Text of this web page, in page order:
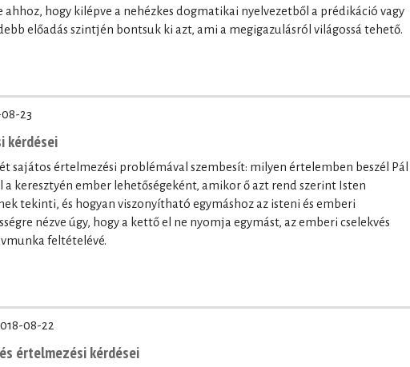
hogy kilépve a nehézkes dogmatikai nyelvezetből a prédikáció vagy
előadás szintjén bontsuk ki azt, ami a megigazulásról világossá tehető.
23
kérdései
sajátos értelmezési problémával szembesít: milyen értelemben beszél Pál
a keresztyén ember lehetőségeként, amikor ő azt rend szerint Isten
tekinti, és hogyan viszonyítható egymáshoz az isteni és emberi
nézve úgy, hogy a kettő el ne nyomja egymást, az emberi cselekvés
feltételévé.
08-22
értelmezési kérdései